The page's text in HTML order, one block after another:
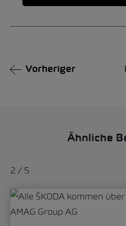
Vorheriger
Ähnliche
2 / 5